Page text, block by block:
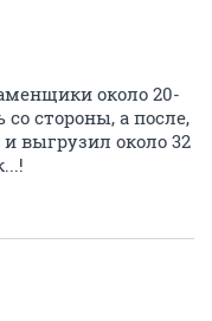
около 20-
стороны, а после,
выгрузил около 32